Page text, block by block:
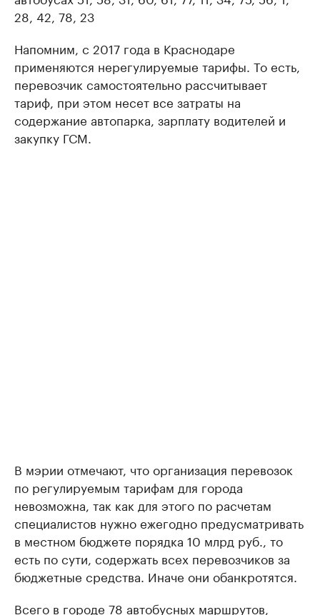
28, 42, 78, 23
Напомним, с 2017 года в Краснодаре
применяются нерегулируемые тарифы. То есть,
перевозчик самостоятельно рассчитывает
тариф, при этом несет все затраты на
содержание автопарка, зарплату водителей и
закупку ГСМ.
В мэрии отмечают, что организация перевозок
по регулируемым тарифам для города
невозможна, так как для этого по расчетам
специалистов нужно ежегодно предусматривать
в местном бюджете порядка 10 млрд руб., то
есть по сути, содержать всех перевозчиков за
бюджетные средства. Иначе они обанкротятся.
Всего в городе 78 автобусных маршрутов,